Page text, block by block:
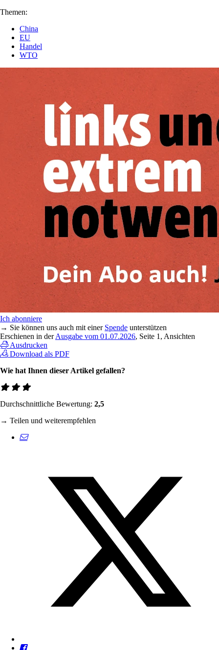
Themen:
China
EU
Handel
WTO
Ich abonniere
→ Sie können uns auch mit einer Spende unterstützen
Erschienen in derAusgabe vom 01.07.2026, Seite 1, Ansichten
Ausdrucken
Download als PDF
Wie hat Ihnen dieser Artikel gefallen?
Durchschnittliche Bewertung: 2,5
→ Teilen und weiterempfehlen